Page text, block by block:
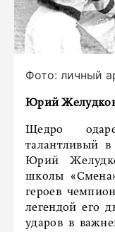
Фото: личный
Юрий
Щедро
талантливый
Юрий
школы
героев
легендой его
ударов в